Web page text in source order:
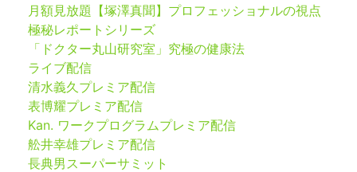
月額見放題【塚澤真聞】プロフェッショナルの視点
極秘レポートシリーズ
「ドクター丸山研究室」究極の健康法
ライブ配信
清水義久プレミア配信
表博耀プレミア配信
Kan. ワークプログラムプレミア配信
舩井幸雄プレミア配信
長典男スーパーサミット